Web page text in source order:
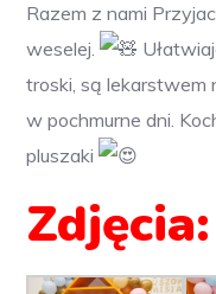
Razem z nami
weselej.
troski, są lekarstwem
w pochmurne dni.
pluszaki
Zdjęcia: